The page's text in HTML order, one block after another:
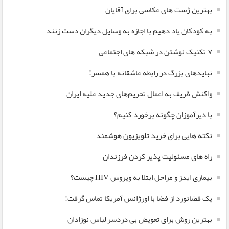
بهترین ژست های عکاسی برای آقایان
به کودکان یاد دهیم با اجازه به وسایل دیگران دست زنند
۷ تکنیک نوشتن در شبکه های اجتماعی
نبایدهای بزرگ در رابطه عاشقانه با همسر!
واکنش ظریف به اعمال تحریم‌های جدید علیه ایران
با دیرآموزان چگونه برخورد کنیم؟
نکته هایی برای خرید تلویزیون هوشمند
راه های مسئولیت پذیر کردن فرزندان
بیماری ایدز و مراحل ابتلا به ویروس HIV چیست؟
یک فضانورد از فضا با اورژانس آمریکا تماس گرفت!
بهترین روش برای تعویض بی دردسر لباس نوزادان